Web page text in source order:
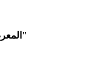
المعرض الفني جسر الزرقاء - "قصة بلد على البحر"